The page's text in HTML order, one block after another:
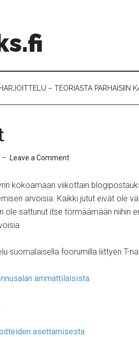
– TEORIASTA PARHAISIIN
Leave a Comment
kokoamaan viikottain
arvoisia. Kaikki jutut eivät ole
ole sattunut itse törmäämään niihin
suomalaisella foorumilla liittyen T-
ammattilaisista.
asettamisesta